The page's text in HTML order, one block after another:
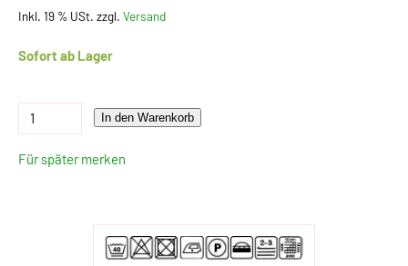
Inkl. 19 % USt. zzgl. Versand
Sofort ab Lager
In den Warenkorb
Für später merken